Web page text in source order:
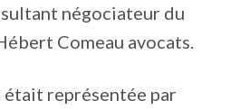
négociateur du
Comeau avocats.
était représentée par